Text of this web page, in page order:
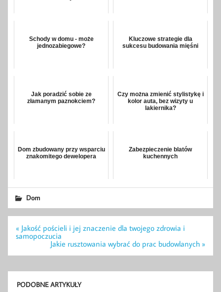
Schody w domu - może
jednozabiegowe?
Kluczowe strategie dla
sukcesu budowania mięśni
Jak poradzić sobie ze
złamanym paznokciem?
Czy można zmienić stylistykę i
kolor auta, bez wizyty u
lakiernika?
Dom zbudowany przy wsparciu
znakomitego dewelopera
Zabezpieczenie blatów
kuchennych
Dom
Nawigacja
wpisu
« Jakość pościeli i jej znaczenie dla twojego zdrowia i
samopoczucia
Jakie rusztowania wybrać do prac budowlanych »
PODOBNE ARTYKUŁY